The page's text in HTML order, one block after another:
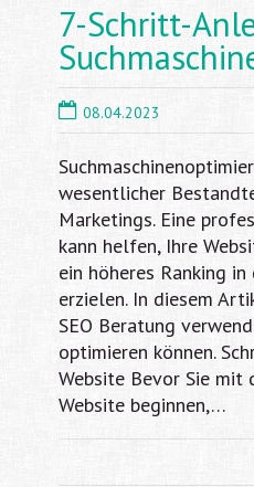
7-Schritt-
08.04.2023
wesentlicher
Marketings. Eine
kann helfen, Ihre
ein höheres Ranking in
erzielen. In diesem
SEO Beratung
optimieren können.
Website Bevor Sie mit
Website beginnen,…